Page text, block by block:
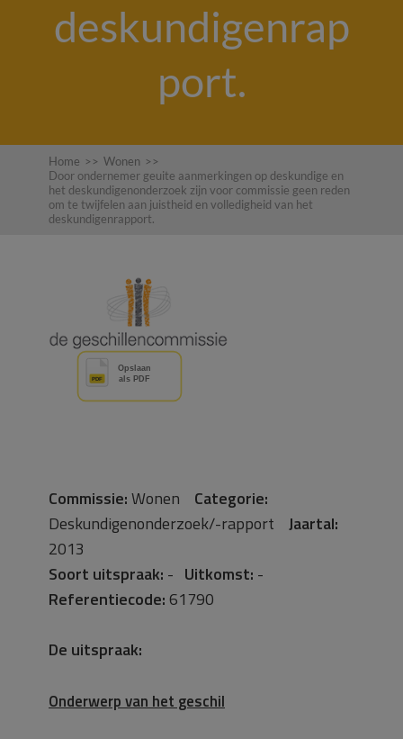
deskundigenrap
port.
Home >> Wonen >>
Door ondernemer geuite aanmerkingen op deskundige en
het deskundigenonderzoek zijn voor commissie geen reden
om te twijfelen aan juistheid en volledigheid van het
deskundigenrapport.
Commissie:Wonen Categorie:
Deskundigenonderzoek/-rapport Jaartal:
2013
Soort uitspraak: - Uitkomst: -
Referentiecode:61790
De uitspraak:
Onderwerp van het geschil